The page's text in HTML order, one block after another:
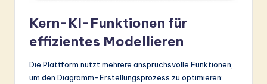
Kern-KI-Funktionen für
effizientes Modellieren
Die Plattform nutzt mehrere anspruchsvolle Funktionen,
um den Diagramm-Erstellungsprozess zu optimieren: